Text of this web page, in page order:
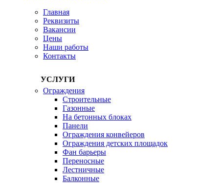
Главная
Реквизиты
Вакансии
Цены
Наши работы
Контакты
УСЛУГИ
Ограждения
Строительные
Газонные
На бетонных блоках
Панели
Ограждения конвейеров
Ограждения детских площадок
Фан барьеры
Переносные
Лестничные
Балконные